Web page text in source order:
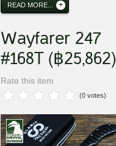
READ MORE...
Wayfarer 247
#168T (฿25,862)
Rate this item
(0 votes)